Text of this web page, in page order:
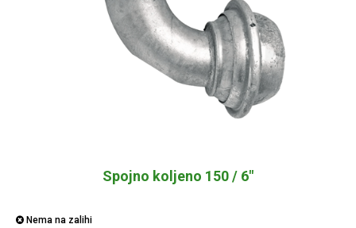
Spojno koljeno 150 / 6"
Nema na zalihi